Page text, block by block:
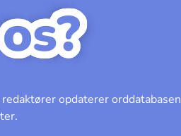
opdaterer orddatabasen